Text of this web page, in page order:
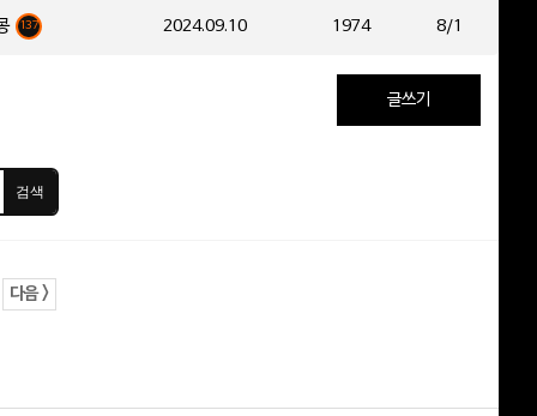
137 2024.09.10 1974 8/1
글쓰기
검색
다음 >